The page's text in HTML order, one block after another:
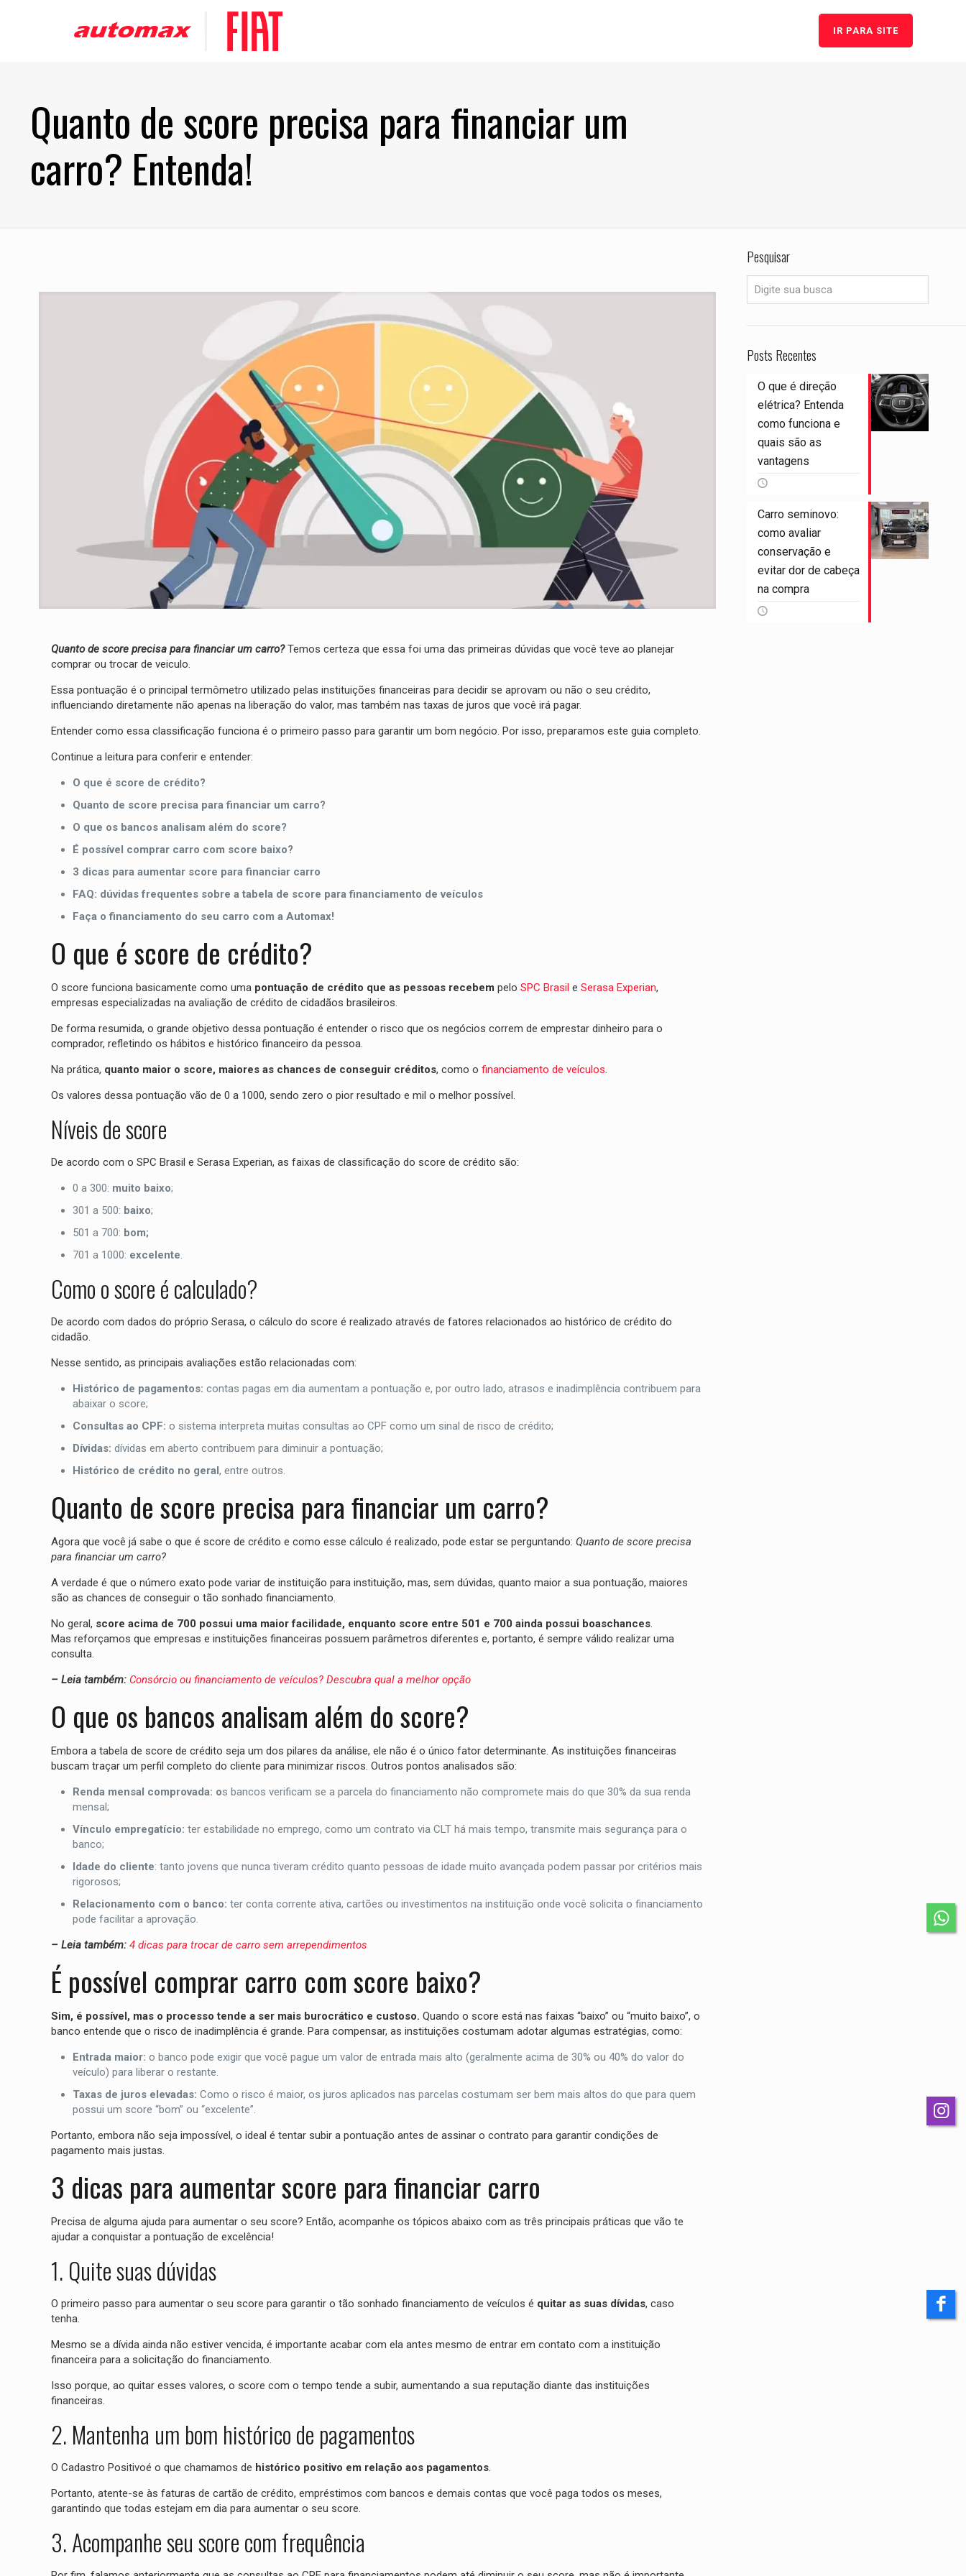
IR PARA SITE
Quanto de score precisa para financiar um
carro? Entenda!
Quanto de score precisa para financiar um carro?Temos certeza que essa foi uma das primeiras dúvidas que você teve ao planejar
comprar ou trocar de veiculo.
Essa pontuação é o principal termômetro utilizado pelas instituições financeiras para decidir se aprovam ou não o seu crédito,
influenciando diretamente não apenas na liberação do valor, mas também nas taxas de juros que você irá pagar.
Entender como essa classificação funciona é o primeiro passo para garantir um bom negócio. Por isso, preparamos este guia completo.
Continue a leitura para conferir e entender:
O que é score de crédito?
Quanto de score precisa para financiar um carro?
O que os bancos analisam além do score?
É possível comprar carro com score baixo?
3 dicas para aumentar score para financiar carro
FAQ: dúvidas frequentes sobre a tabela de score para financiamento de veículos
Faça o financiamento do seu carro com a Automax!
O que é score de crédito?
O score funciona basicamente como uma pontuação de crédito que as pessoas recebem pelo SPC Brasil e Serasa Experian,
empresas especializadas na avaliação de crédito de cidadãos brasileiros.
De forma resumida, o grande objetivo dessa pontuação é entender o risco que os negócios correm de emprestar dinheiro para o
comprador, refletindo os hábitos e histórico financeiro da pessoa.
Na prática, quanto maior o score, maiores as chances de conseguir créditos, como o financiamento de veículos.
Os valores dessa pontuação vão de 0 a 1000, sendo zero o pior resultado e mil o melhor possível.
Níveis de score
De acordo com o SPC Brasil e Serasa Experian, as faixas de classificação do score de crédito são:
0 a 300: muito baixo;
301 a 500: baixo;
501 a 700: bom;
701 a 1000: excelente.
Como o score é calculado?
De acordo com dados do próprio Serasa, o cálculo do score é realizado através de fatores relacionados ao histórico de crédito do
cidadão.
Nesse sentido, as principais avaliações estão relacionadas com:
Histórico de pagamentos: contas pagas em dia aumentam a pontuação e, por outro lado, atrasos e inadimplência contribuem para
abaixar o score;
Consultas ao CPF: o sistema interpreta muitas consultas ao CPF como um sinal de risco de crédito;
Dívidas: dívidas em aberto contribuem para diminuir a pontuação;
Histórico de crédito no geral , entre outros.
Quanto de score precisa para financiar um carro?
Agora que você já sabe o que é score de crédito e como esse cálculo é realizado, pode estar se perguntando: Quanto de score precisa
para financiar um carro?
A verdade é que o número exato pode variar de instituição para instituição, mas, sem dúvidas, quanto maior a sua pontuação, maiores
são as chances de conseguir o tão sonhado financiamento.
No geral, score acima de 700 possui uma maior facilidade, enquanto score entre 501 e 700 ainda possui boaschances.
Mas reforçamos que empresas e instituições financeiras possuem parâmetros diferentes e, portanto, é sempre válido realizar uma
consulta.
– Leia também: Consórcio ou financiamento de veículos? Descubra qual a melhor opção
O que os bancos analisam além do score?
Embora a tabela de score de crédito seja um dos pilares da análise, ele não é o único fator determinante. As instituições financeiras
buscam traçar um perfil completo do cliente para minimizar riscos. Outros pontos analisados são:
Renda mensal comprovada: os bancos verificam se a parcela do financiamento não compromete mais do que 30% da sua renda
mensal;
Vínculo empregatício: ter estabilidade no emprego, como um contrato via CLT há mais tempo, transmite mais segurança para o
banco;
Idade do cliente: tanto jovens que nunca tiveram crédito quanto pessoas de idade muito avançada podem passar por critérios mais
rigorosos;
Relacionamento com o banco: ter conta corrente ativa, cartões ou investimentos na instituição onde você solicita o financiamento
pode facilitar a aprovação.
– Leia também: 4 dicas para trocar de carro sem arrependimentos
É possível comprar carro com score baixo?
Sim, é possível, mas o processo tende a ser mais burocrático e custoso. Quando o score está nas faixas “baixo” ou “muito baixo”, o
banco entende que o risco de inadimplência é grande. Para compensar, as instituições costumam adotar algumas estratégias, como:
Entrada maior: o banco pode exigir que você pague um valor de entrada mais alto (geralmente acima de 30% ou 40% do valor do
veículo) para liberar o restante.
Taxas de juros elevadas: Como o risco é maior, os juros aplicados nas parcelas costumam ser bem mais altos do que para quem
possui um score “bom” ou “excelente”.
Portanto, embora não seja impossível, o ideal é tentar subir a pontuação antes de assinar o contrato para garantir condições de
pagamento mais justas.
3 dicas para aumentar score para financiar carro
Precisa de alguma ajuda para aumentar o seu score? Então, acompanhe os tópicos abaixo com as três principais práticas que vão te
ajudar a conquistar a pontuação de excelência!
1. Quite suas dúvidas
O primeiro passo para aumentar o seu score para garantir o tão sonhado financiamento de veículos é quitar as suas dívidas, caso
tenha.
Mesmo se a dívida ainda não estiver vencida, é importante acabar com ela antes mesmo de entrar em contato com a instituição
financeira para a solicitação do financiamento.
Isso porque, ao quitar esses valores, o score com o tempo tende a subir, aumentando a sua reputação diante das instituições
financeiras.
2. Mantenha um bom histórico de pagamentos
O Cadastro Positivoé o que chamamos de histórico positivo em relação aos pagamentos.
Portanto, atente-se às faturas de cartão de crédito, empréstimos com bancos e demais contas que você paga todos os meses,
garantindo que todas estejam em dia para aumentar o seu score.
3. Acompanhe seu score com frequência
Pesquisar
Posts Recentes
O que é direção
elétrica? Entenda
como funciona e
quais são as
vantagens
Carro seminovo:
como avaliar
conservação e
evitar dor de cabeça
na compra